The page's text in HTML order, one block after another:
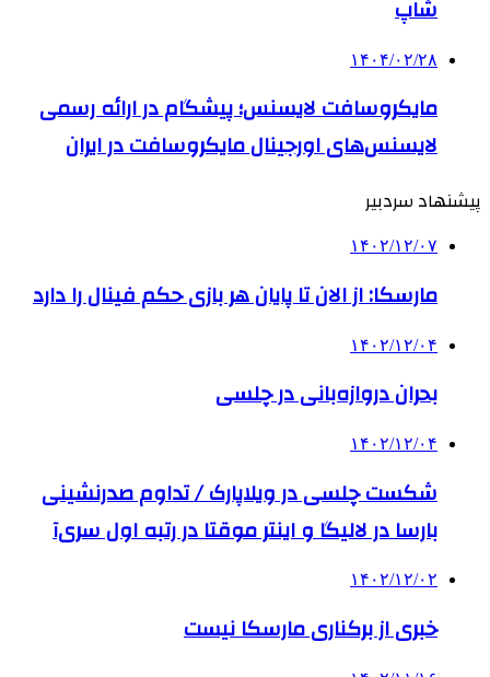
شاپ
۱۴۰۴/۰۲/۲۸
مایکروسافت لایسنس؛ پیشگام در ارائه رسمی
لایسنس‌های اورجینال مایکروسافت در ایران
پیشنهاد سردبیر
۱۴۰۲/۱۲/۰۷
مارسکا: از الان تا پایان هر بازی حکم فینال را دارد
۱۴۰۲/۱۲/۰۴
بحران دروازه‌بانی در چلسی
۱۴۰۲/۱۲/۰۴
شکست چلسی در ویلاپارک / تداوم صدرنشینی
بارسا در لالیگا و اینتر موقتا در رتبه اول سری‌آ
۱۴۰۲/۱۲/۰۲
خبری از برکناری مارسکا نیست